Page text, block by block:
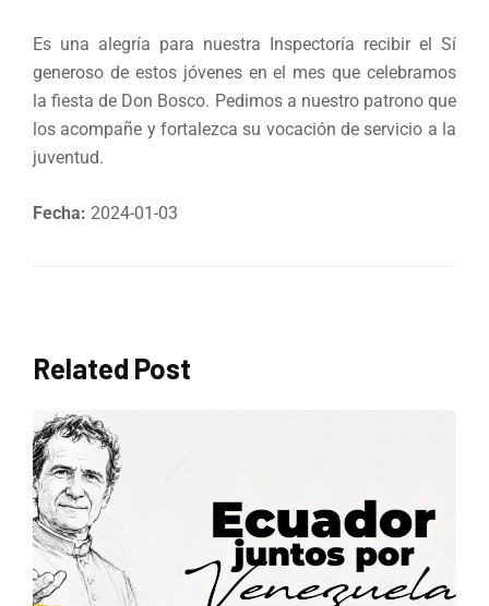
Es una alegría para nuestra Inspectoría recibir el Sí
generoso de estos jóvenes en el mes que celebramos
la fiesta de Don Bosco. Pedimos a nuestro patrono que
los acompañe y fortalezca su vocación de servicio a la
juventud.
Fecha: 2024-01-03
Related Post